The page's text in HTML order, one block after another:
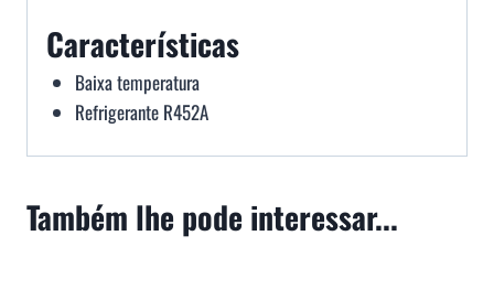
Características
Baixa temperatura
Refrigerante R452A
Também lhe pode interessar...